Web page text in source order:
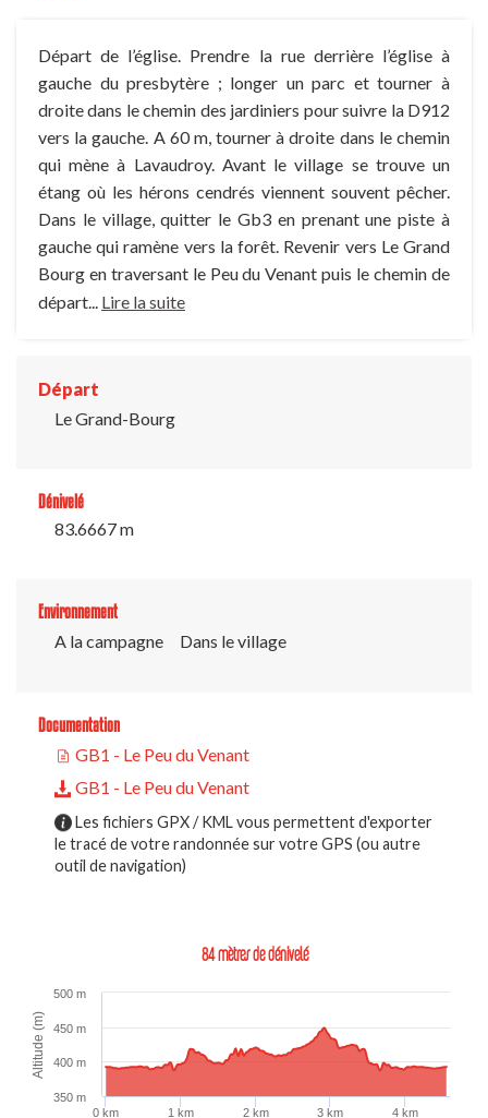
Départ de l’église. Prendre la rue derrière l’église à
gauche du presbytère ; longer un parc et tourner à
droite dans le chemin des jardiniers pour suivre la D912
vers la gauche. A 60 m, tourner à droite dans le chemin
qui mène à Lavaudroy. Avant le village se trouve un
étang où les hérons cendrés viennent souvent pêcher.
Dans le village, quitter le Gb3 en prenant une piste à
gauche qui ramène vers la forêt. Revenir vers Le Grand
Bourg en traversant le Peu du Venant puis le chemin de
départ... Lire la suite
Départ
Le Grand-Bourg
Dénivelé
83.6667 m
Environnement
A la campagne
Dans le village
Documentation
GB1 - Le Peu du Venant
GB1 - Le Peu du Venant
Les fichiers GPX / KML vous permettent d'exporter
le tracé de votre randonnée sur votre GPS (ou autre
outil de navigation)
84 mètres de dénivelé
Altitude (m)
0 km 1 km 2 km 3 km 4 km
350 m
400 m
450 m
500 m